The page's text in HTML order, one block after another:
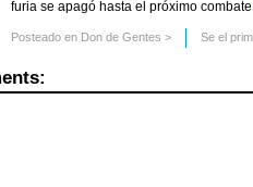
furia se apagó hasta el próximo
Posteado en Don de Gentes > Se el